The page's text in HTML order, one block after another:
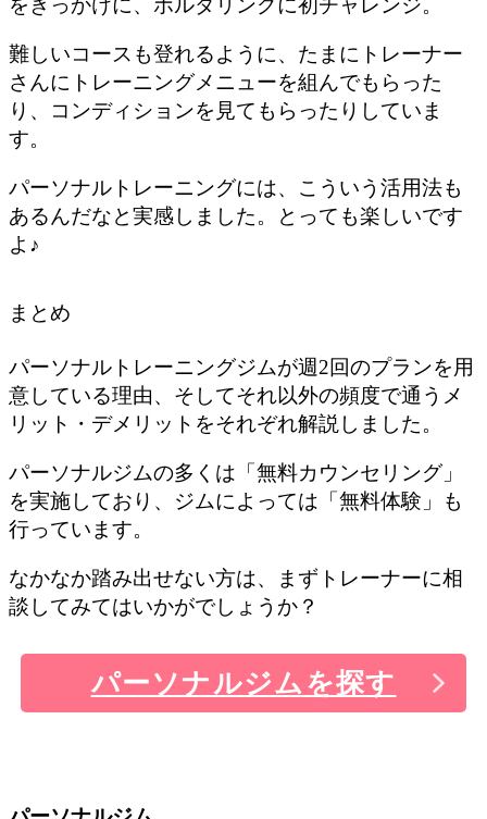
をきっかけに、ボルダリングに初チャレンジ。
難しいコースも登れるように、たまにトレーナー
さんにトレーニングメニューを組んでもらった
り、コンディションを見てもらったりしていま
す。
パーソナルトレーニングには、こういう活用法も
あるんだなと実感しました。とっても楽しいです
よ♪
まとめ
パーソナルトレーニングジムが週2回のプランを用
意している理由、そしてそれ以外の頻度で通うメ
リット・デメリットをそれぞれ解説しました。
パーソナルジムの多くは「無料カウンセリング」
を実施しており、ジムによっては「無料体験」も
行っています。
なかなか踏み出せない方は、まずトレーナーに相
談してみてはいかがでしょうか？
パーソナルジムを探す